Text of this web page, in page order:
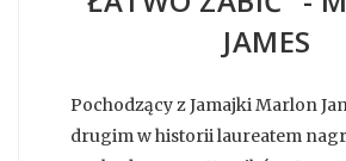
JAMES
Pochodzący z Jamajki Marlon
drugim w historii laureatem